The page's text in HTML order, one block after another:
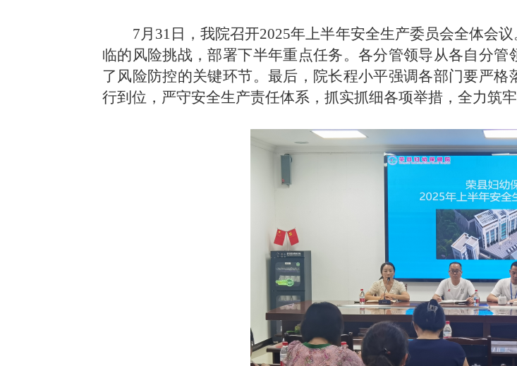
7月31日，我院召开2025年上半年安全生产委员会全体会
临的风险挑战，部署下半年重点任务。各分管领导从各自分
了风险防控的关键环节。最后，院长程小平强调各部门要严
行到位，严守安全生产责任体系，抓实抓细各项举措，全力筑牢